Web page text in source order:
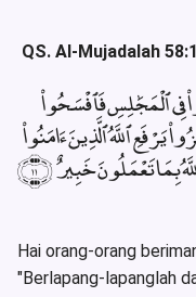
QS. Al-Mujadalah
فِى ٱلْمَجَٰلِسِ فَٱفْسَحُوا۟
ٱللَّهُ ٱلَّذِينَ ءَامَنُوا۟
مِنكُمْ وَٱلَّذِينَ أُوتُوا۟ ٱلْعِلْمَ دَرَجَٰتٍ وَٱللَّهُ بِمَا تَعْمَلُونَ خَبِيرٌ ﴿١١﴾
Hai orang-orang
"Berlapang-lapanglah